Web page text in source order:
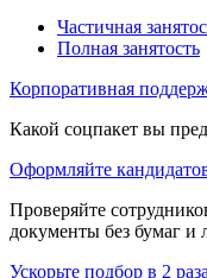
Частичная
Полная занятость
Корпоративная
Какой соцпакет вы
Оформляйте
Проверяйте
документы без бумаг и
Ускорьте подбор в 2